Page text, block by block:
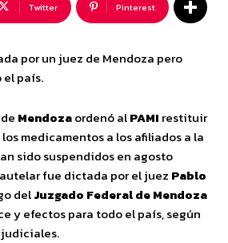
Twitter Pinterest
por un juez de Mendoza pero
país.
de Mendozaordenó alPAMI restituir
medicamentos a los afiliados a la
sido suspendidos en agosto
fue dictada por el juez Pablo
delJuzgado Federal de Mendoza
y efectos para todo el país, según